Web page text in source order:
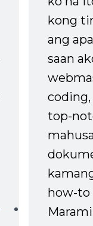
kong
ang
saan
top-
how-to